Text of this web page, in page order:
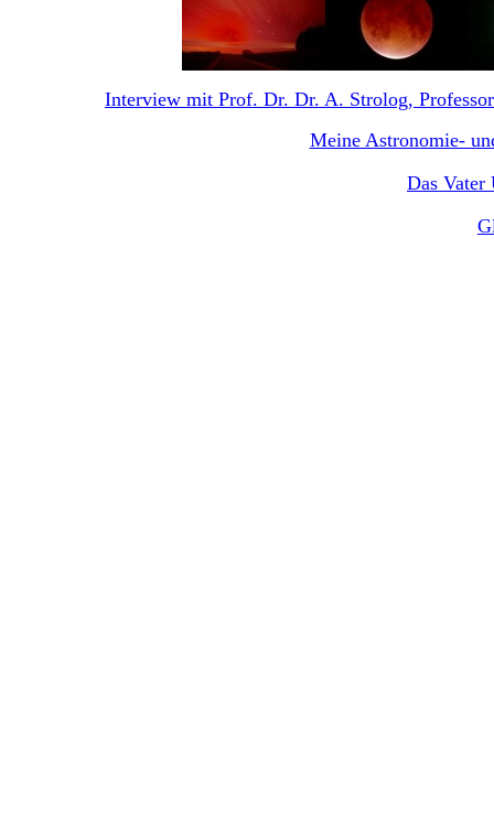
Interview mit Prof. Dr. Dr. A. Strolog,
Meine Astronomie-
Das Vater